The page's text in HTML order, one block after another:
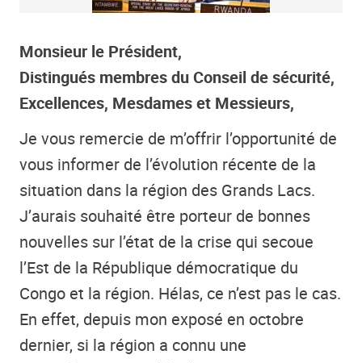
Monsieur le Président,
Distingués membres du Conseil de sécurité,
Excellences, Mesdames et Messieurs,
Je vous remercie de m’offrir l’opportunité de
vous informer de l’évolution récente de la
situation dans la région des Grands Lacs.
J’aurais souhaité être porteur de bonnes
nouvelles sur l’état de la crise qui secoue
l’Est de la République démocratique du
Congo et la région. Hélas, ce n’est pas le cas.
En effet, depuis mon exposé en octobre
dernier, si la région a connu une